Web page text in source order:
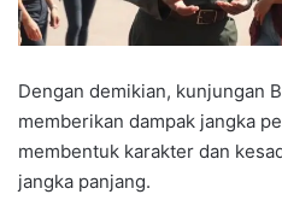
Dengan demikian, kunjungan
memberikan dampak jangka
membentuk karakter dan
jangka panjang.